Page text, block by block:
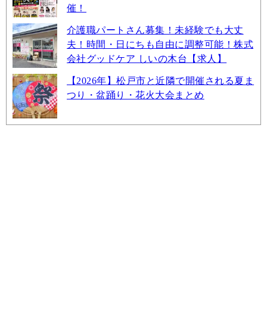
催！
介護職パートさん募集！未経験でも大丈
夫！時間・日にちも自由に調整可能！株式
会社グッドケア しいの木台【求人】
【2026年】松戸市と近隣で開催される夏ま
つり・盆踊り・花火大会まとめ